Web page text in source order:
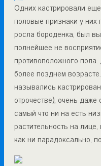
Одних кастрировали
половые признаки у
росла бороденка, был
полнейшее не
противоположного
более позднем
назывались
отрочестве), очень
самый что ни на есть
растительность на
как ни парадоксально,